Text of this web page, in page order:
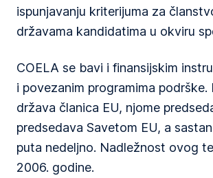
ispunjavanju kriterijuma za
državama kandidatima u okviru
COELA se bavi i finansijskim
i povezanim programima
država članica EU, njome
predsedava Savetom EU, a
puta nedeljno. Nadležnost ovog
2006. godine.